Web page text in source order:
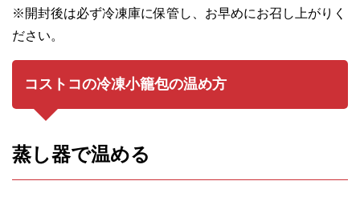
※開封後は必ず冷凍庫に保管し、お早めにお召し上がりく
ださい。
コストコの冷凍小籠包の温め方
蒸し器で温める